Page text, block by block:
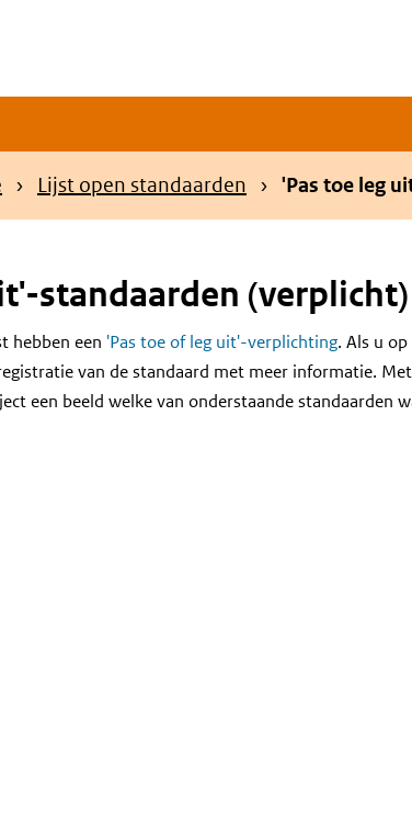
Lijst open standaarden 'Pas toe leg
standaarden (verplicht)
hebben een 'Pas toe of leg uit'-verplichting. Als u
van de standaard met meer informatie.
een beeld welke van onderstaande standaarden